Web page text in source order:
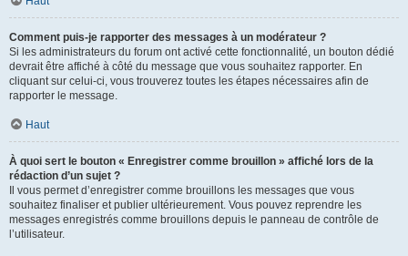
Comment puis-je rapporter des messages à un modérateur ?
Si les administrateurs du forum ont activé cette fonctionnalité, un bouton dédié
devrait être affiché à côté du message que vous souhaitez rapporter. En
cliquant sur celui-ci, vous trouverez toutes les étapes nécessaires afin de
rapporter le message.
Haut
À quoi sert le bouton « Enregistrer comme brouillon » affiché lors de la
rédaction d’un sujet ?
Il vous permet d’enregistrer comme brouillons les messages que vous
souhaitez finaliser et publier ultérieurement. Vous pouvez reprendre les
messages enregistrés comme brouillons depuis le panneau de contrôle de
l’utilisateur.